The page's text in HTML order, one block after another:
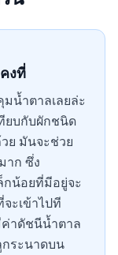
งที่
น้ำตาลเลยล่ะ
ยบกับผักชนิด
ย มันจะช่วย
าก ซึ่ง
กน้อยที่มีอยู่จะ
ะเข้าไปที
าดัชนีน้ำตาล
กระนาดบน